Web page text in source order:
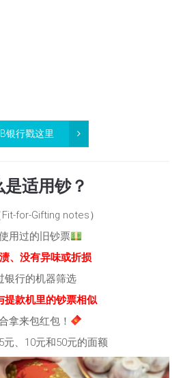
银行戳这里
是适用钞？
for-Gifting notes）
用过的旧钞票
、没有异味或折损
银行的机器筛选
提款机里的钞票相似
拿来包红包！
元、10元和50元的面额